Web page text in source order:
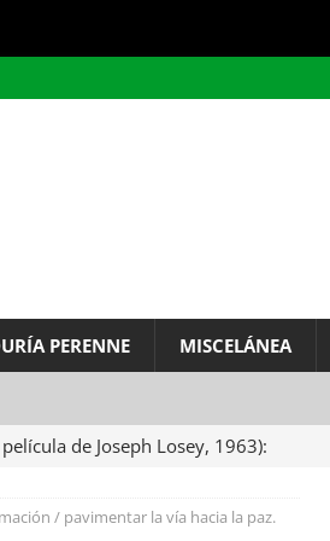
PERENNE MISCELÁNEA
película de Joseph Losey, 1963):
Baruch de Spinoza (Carta de
/ pavimentar la vía hacia la paz.